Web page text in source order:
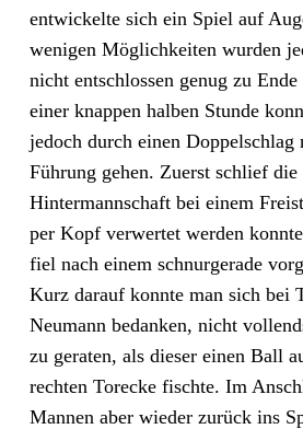
entwickelte sich ein Spiel auf
wenigen Möglichkeiten wurden
nicht entschlossen genug zu
einer knappen halben Stunde
jedoch durch einen
Führung gehen. Zuerst schlief
Hintermannschaft bei einem
per Kopf verwertet werden
fiel nach einem schnurgerade
Kurz darauf konnte man sich bei
Neumann bedanken, nicht
zu geraten, als dieser einen Ball
rechten Torecke fischte. Im
Mannen aber wieder zurück ins